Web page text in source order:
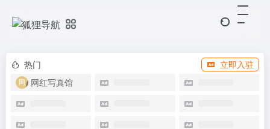
热门
立即入驻
网红写真馆